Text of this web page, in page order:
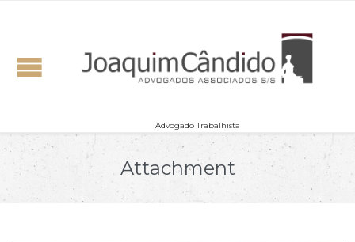
Advogado Trabalhista
Attachment